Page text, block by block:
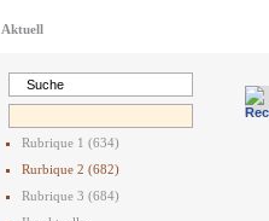
Aktuell
Rubrique 1 (634)
Rurbique 2 (682)
Rubrique 3 (684)